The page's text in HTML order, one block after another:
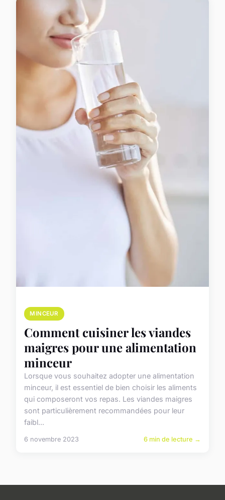
MINCEUR
Comment cuisiner les viandes
maigres pour une alimentation
minceur
Lorsque vous souhaitez adopter une alimentation
minceur, il est essentiel de bien choisir les aliments
qui composeront vos repas. Les viandes maigres
sont particulièrement recommandées pour leur
faibl...
6 novembre 2023 6 min de lecture →